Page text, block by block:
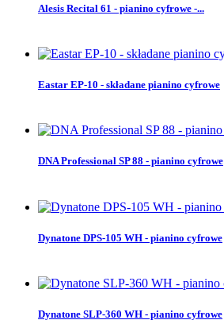
Alesis Recital 61 - pianino cyfrowe -...
Eastar EP-10 - składane pianino cyfrowe
DNA Professional SP 88 - pianino cyfrowe
Dynatone DPS-105 WH - pianino cyfrowe
Dynatone SLP-360 WH - pianino cyfrowe